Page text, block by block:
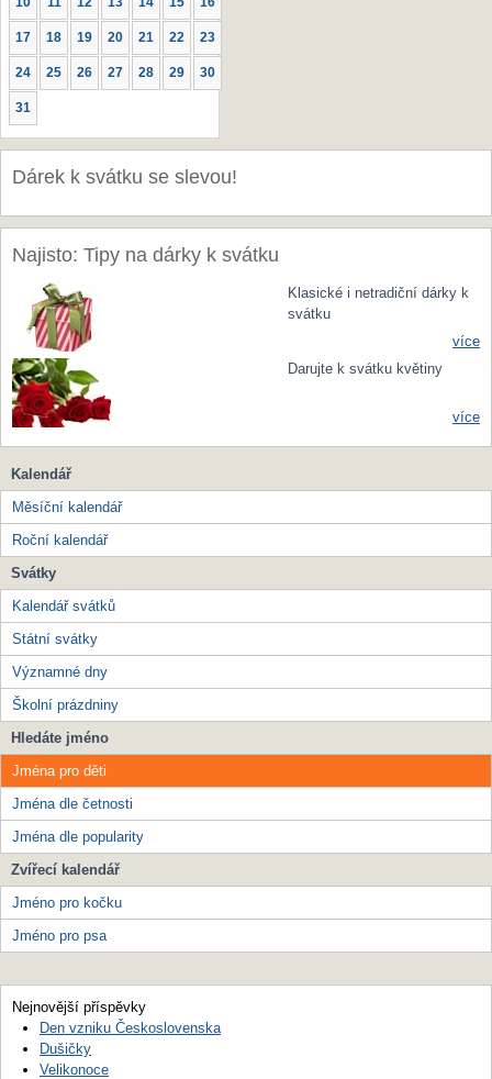
17 18 19 20 21 22 23
24 25 26 27 28 29 30
31
Dárek k svátku se slevou!
Najisto: Tipy na dárky k svátku
Klasické i netradiční dárky k
svátku
více
Darujte k svátku květiny
více
Kalendář
Měsíční kalendář
Roční kalendář
Svátky
Kalendář svátků
Státní svátky
Významné dny
Školní prázdniny
Hledáte jméno
Jména pro děti
Jména dle četnosti
Jména dle popularity
Zvířecí kalendář
Jméno pro kočku
Jméno pro psa
Nejnovější příspěvky
Den vzniku Československa
Dušičky
Velikonoce